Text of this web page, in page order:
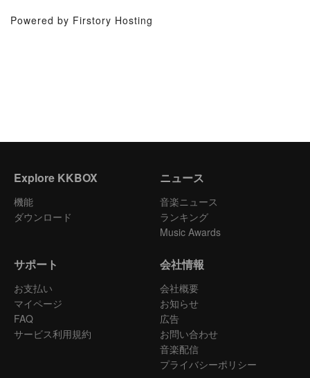
Powered by Firstory Hosting
Explore KKBOX
機能
ダウンロード
ニュース
音楽ニュース
ランキング
Music Awards
サポート
お支払い
マイページ
FAQ
サービス利用規約
会社情報
会社概要
お知らせ
広告
お問い合わせ
音楽配信
プライバシーポリシー